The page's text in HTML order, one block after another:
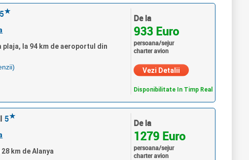
De la
933 Euro
persoana/sejur
charter avion
Vezi Detalii
Disponibilitate In Timp Real
5★
plaja, la 94 km de aeroportul din
De la
1279 Euro
persoana/sejur
charter avion
5★
km de Alanya